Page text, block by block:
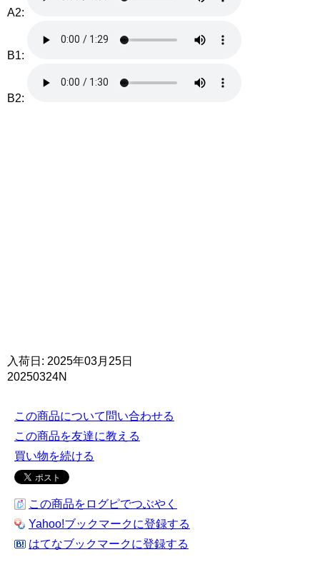
A2:
B1:
B2:
入荷日: 2025年03月25日
20250324N
この商品について問い合わせる
この商品を友達に教える
買い物を続ける
この商品をログピでつぶやく
Yahoo!ブックマークに登録する
はてなブックマークに登録する